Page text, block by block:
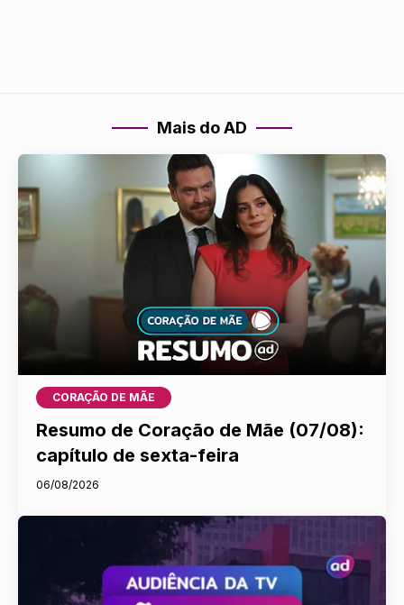
Mais do AD
CORAÇÃO DE MÃE
Resumo de Coração de Mãe (07/08):
capítulo de sexta-feira
06/08/2026